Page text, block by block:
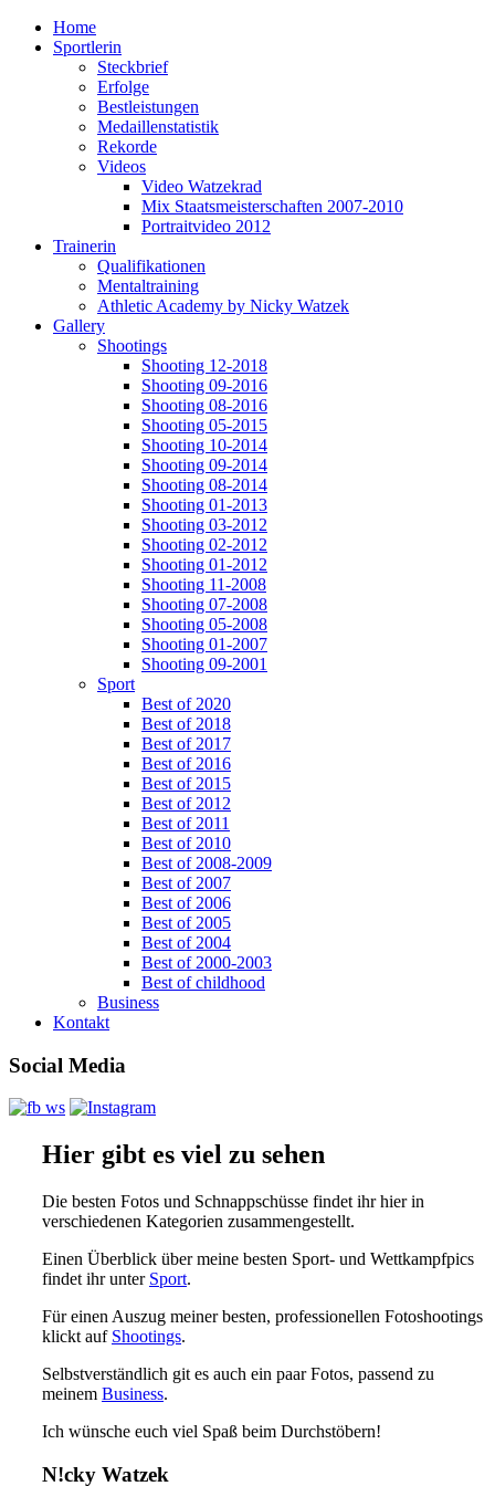
Home
Sportlerin
Steckbrief
Erfolge
Bestleistungen
Medaillenstatistik
Rekorde
Videos
Video Watzekrad
Mix Staatsmeisterschaften 2007-2010
Portraitvideo 2012
Trainerin
Qualifikationen
Mentaltraining
Athletic Academy by Nicky Watzek
Gallery
Shootings
Shooting 12-2018
Shooting 09-2016
Shooting 08-2016
Shooting 05-2015
Shooting 10-2014
Shooting 09-2014
Shooting 08-2014
Shooting 01-2013
Shooting 03-2012
Shooting 02-2012
Shooting 01-2012
Shooting 11-2008
Shooting 07-2008
Shooting 05-2008
Shooting 01-2007
Shooting 09-2001
Sport
Best of 2020
Best of 2018
Best of 2017
Best of 2016
Best of 2015
Best of 2012
Best of 2011
Best of 2010
Best of 2008-2009
Best of 2007
Best of 2006
Best of 2005
Best of 2004
Best of 2000-2003
Best of childhood
Business
Kontakt
Social Media
Hier gibt es viel zu sehen
Die besten Fotos und Schnappschüsse findet ihr hier in
verschiedenen Kategorien zusammengestellt.
Einen Überblick über meine besten Sport- und Wettkampfpics
findet ihr unter Sport.
Für einen Auszug meiner besten, professionellen Fotoshootings
klickt auf Shootings.
Selbstverständlich git es auch ein paar Fotos, passend zu
meinem Business.
Ich wünsche euch viel Spaß beim Durchstöbern!
N!cky Watzek